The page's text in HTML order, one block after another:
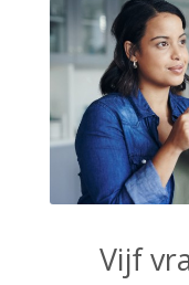
Vijf